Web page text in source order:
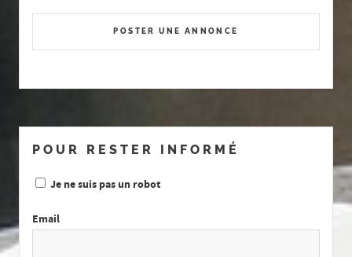
POSTER UNE ANNONCE
POUR RESTER INFORMÉ
Je ne suis pas un robot
Email